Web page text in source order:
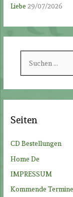
Liebe 29/07/2026
n
h
:
Seiten
CD Bestellungen
Home De
IMPRESSUM
Kommende Termine